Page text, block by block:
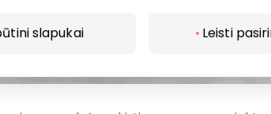
slapukai Leisti